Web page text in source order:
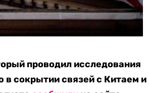
проводил исследования
сокрытии связей с Китаем и